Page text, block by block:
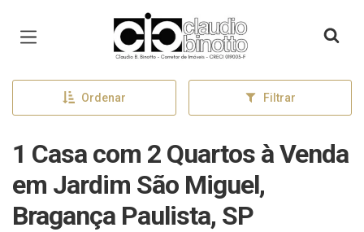
Página inicial
Ordenar Filtrar
1 Casa com 2 Quartos à Venda
em Jardim São Miguel,
Bragança Paulista, SP